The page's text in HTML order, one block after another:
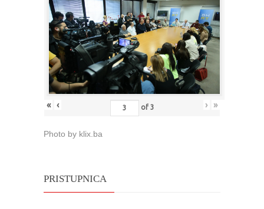
« ‹ of 3 › »
Photo by klix.ba
PRISTUPNICA